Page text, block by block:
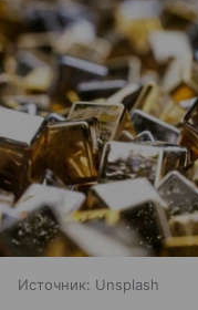
Источник: Unsplash